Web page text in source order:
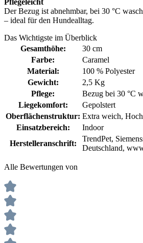
Pflegeleicht
Der Bezug ist abnehmbar, bei 30 °C
– ideal für den Hundealltag.
Das Wichtigste im Überblick
Gesamthöhe:
30 cm
Farbe:
Caramel
Material:
100 % Polyester
Gewicht:
2,5 Kg
Pflege:
Bezug bei 30 °C
Liegekomfort:
Gepolstert
Oberflächenstruktur: Extra weich,
Einsatzbereich:
Indoor
Herstelleranschrift:
TrendPet,
Deutschland,
Alle Bewertungen von